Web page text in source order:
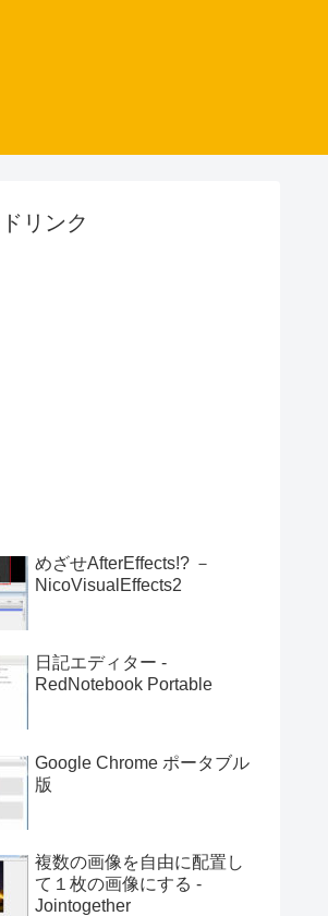
リンク
めざせAfterEffects!? －
NicoVisualEffects2
日記エディター -
RedNotebook Portable
Google Chrome ポータブル
版
複数の画像を自由に配置し
て１枚の画像にする -
Jointogether